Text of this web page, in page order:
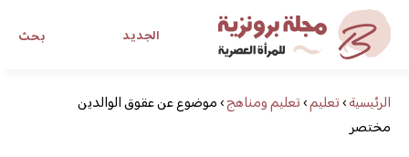
بحث الجديد
مجلة برونزية للفتاة العصريةالرئيسية›تعليم›تعليم ومناهج›موضوع عن عقوق الوالدين
مختصر